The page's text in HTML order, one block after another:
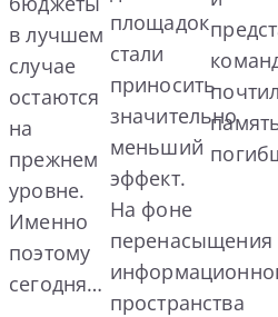
в лучшем
случае
остаются
на
прежнем
уровне.
Именно
поэтому
сегодня…
площадок
стали
приносить
значительно
меньший
эффект.
На фоне
перенасыщения
пространства